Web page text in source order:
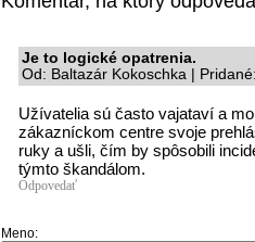
Je to logické opatrenia.
Od: Baltazár Kokoschka |
Užívatelia sú často vajataví a
zákazníckom centre svoje
ruky a ušli, čím by spôsobili
týmto škandálom.
Odpovedať
Meno: